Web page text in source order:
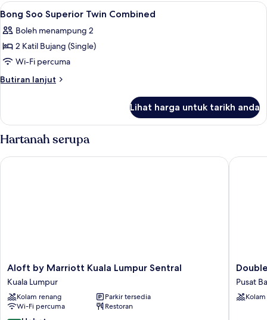
Twin
Lihat
semua
foto
untuk
Bong
Soo
Combined
Busa memori, bar mini, peti besi
5
Bong Soo Superior Twin Combined
Boleh menampung 2
2 Katil Bujang (Single)
Wi-Fi percuma
Butiran lanjut
Butiran
Soo
Twin
Lihat harga untuk tarikh anda
Hartanah serupa
Aloft
by
Marriott
Kuala
Lumpur
Aloft by Marriott Kuala Lumpur Sentral
Kuala Lumpur
Kolam renang
Parkir tersedia
Wi-Fi percuma
Restoran
Aloft by Marriott Kuala Lumpur Sentral
by
Hilton
Hotel
Pusat